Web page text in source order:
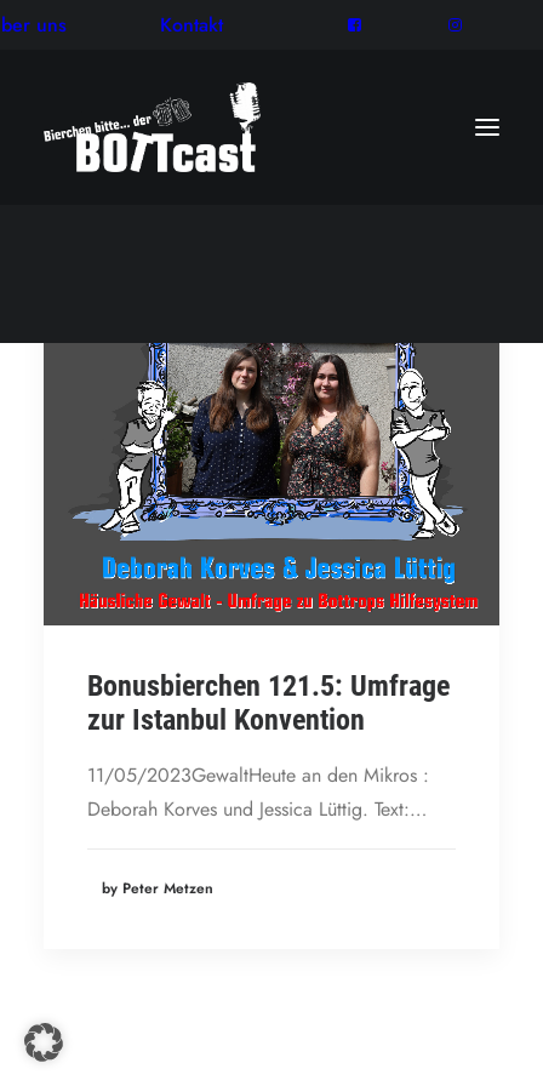
uns Kontakt
Bonusbierchen 121.5: Umfrage
zur Istanbul Konvention
11/05/2023GewaltHeute an den Mikros :
Deborah Korves und Jessica Lüttig. Text:…
by Peter Metzen